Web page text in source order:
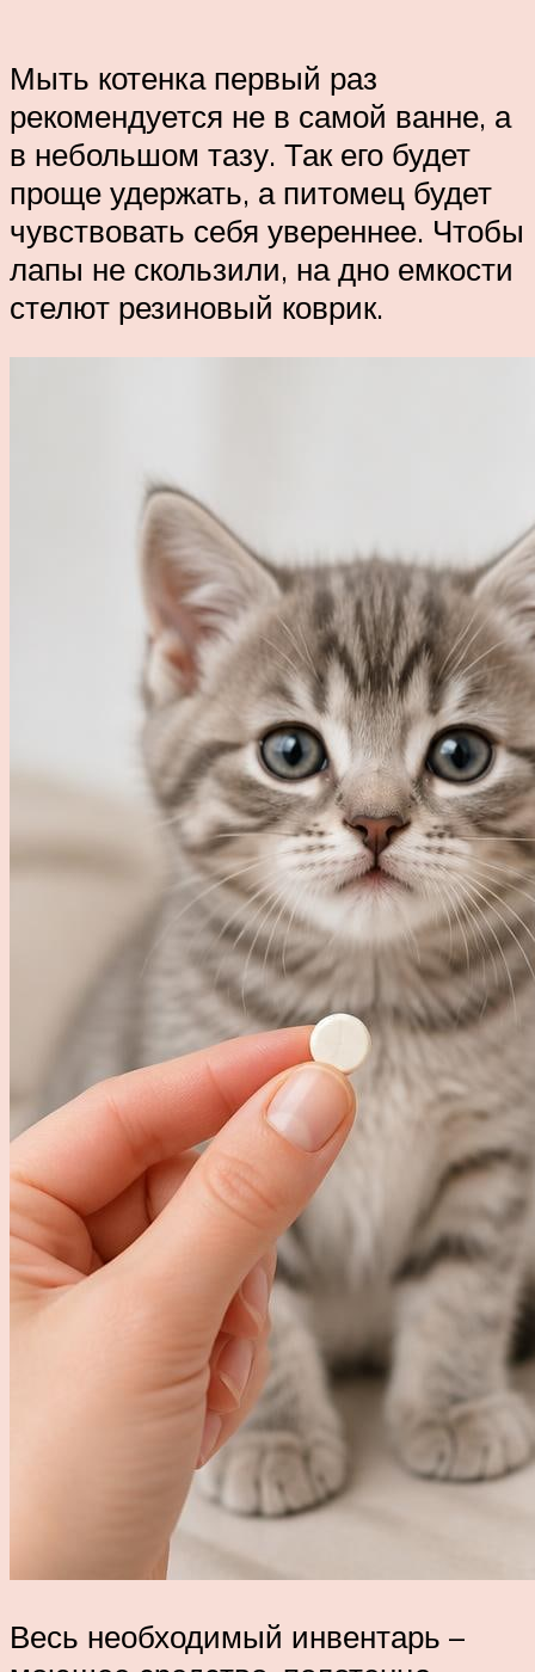
Мыть котенка первый раз
рекомендуется не в самой ванне, а
в небольшом тазу. Так его будет
проще удержать, а питомец будет
чувствовать себя увереннее. Чтобы
лапы не скользили, на дно емкости
стелют резиновый коврик.
Весь необходимый инвентарь –